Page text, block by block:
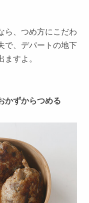
ら、つめ方にこだわ
で、デパートの地下
すよ。
かずからつめる